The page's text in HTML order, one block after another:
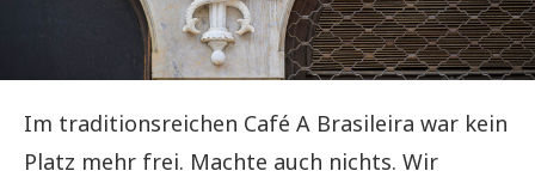
Im traditionsreichen Café A Brasileira war kein
Platz mehr frei. Machte auch nichts. Wir